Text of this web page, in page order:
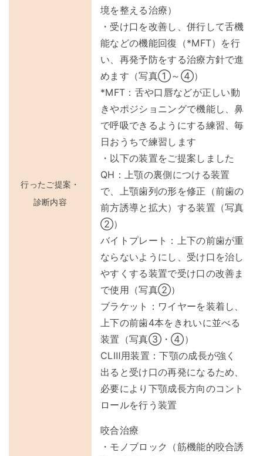
行ったご提案・
診断内容
境を整える治療）
・受け口を改善し、併行して舌機
能などの機能回復（*MFT）を行
い、再発予防をする治療方針で進
めます（写真①～④）
*MFT：舌や口唇などが正しい動
きやポジショニングで機能し、鼻
で呼吸できるようにする練習、毎
日おうちで練習します
・以下の装置をご提案しました
QH：上顎の裏側につける装置
で、上顎歯列の形を修正（前歯の
前方誘導と拡大）する装置（写真
②）
バイトプレート：上下の前歯が重
ならないようにし、受け口を治し
やすくする装置で受け口の改善ま
で使用（写真②）
ブラケット：ワイヤーを装着し、
上下の前歯4本をきれいに並べる
装置（写真③・④）
CLⅢ用装置：下顎の成長が強く
出ると受け口の再発になるため、
必要により下顎成長方向のコント
ロールを行う装置
咬合治療
・モノブロック（筋機能的咬合誘